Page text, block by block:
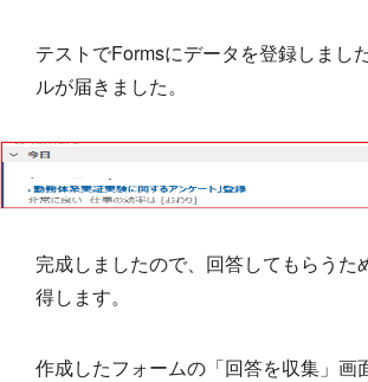
テストでFormsにデータを登録しまし
ルが届きました。
完成しましたので、回答してもらうた
得します。
作成したフォームの「回答を収集」画